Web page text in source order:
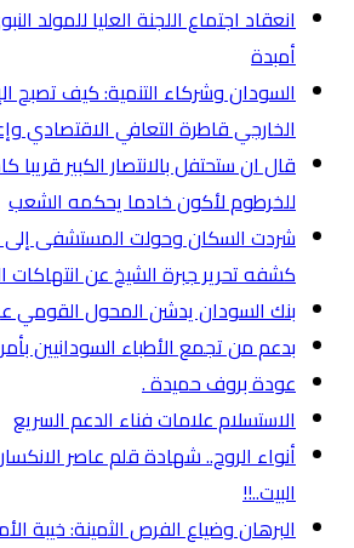
انعقاد اجتماع اللجنة العليا للمولد
أمبدة
السودان وشركاء التنمية: كيف تصبح
الخارجي قاطرة التعافي الاقتصادي
قال ان ستحتفل بالانتصار الكبير
للخرطوم لأكون خادما يحكمه الشعب
شردت السكان وحولت المستشفى إلى
كشفه تحرير جبرة الشيخ عن انتهاكات
بنك السودان يدشن المحول القومي
بدعم من تجمع الأطباء السودانيين
عودة بروف حميدة .
الاستسلام علامات فناء الدعم السريع
البيت..!!
البرهان وضياع الفرص الثمينة: خيبة الأمل